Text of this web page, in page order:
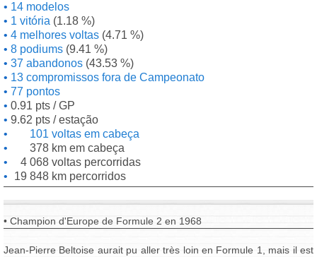
14 modelos
1 vitória (1.18 %)
4 melhores voltas (4.71 %)
8 podiums (9.41 %)
37 abandonos (43.53 %)
13 compromissos fora de Campeonato
77 pontos
0.91 pts / GP
9.62 pts / estação
101 voltas em cabeça
378 km em cabeça
4 068 voltas percorridas
19 848 km percorridos
• Champion d'Europe de Formule 2 en 1968
Jean-Pierre Beltoise aurait pu aller très loin en Formule 1, mais il est